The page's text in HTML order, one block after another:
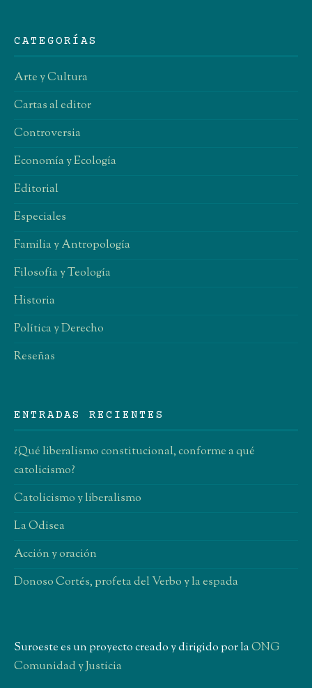
CATEGORÍAS
Arte y Cultura
Cartas al editor
Controversia
Economía y Ecología
Editorial
Especiales
Familia y Antropología
Filosofía y Teología
Historia
Política y Derecho
Reseñas
ENTRADAS RECIENTES
¿Qué liberalismo constitucional, conforme a qué
catolicismo?
Catolicismo y liberalismo
La Odisea
Acción y oración
Donoso Cortés, profeta del Verbo y la espada
Suroeste es un proyecto creado y dirigido por laONG
Comunidad y Justicia